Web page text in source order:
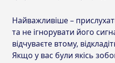
Найважливіше –
та не ігнорувати його
відчуваєте втому,
Якщо у вас були якісь